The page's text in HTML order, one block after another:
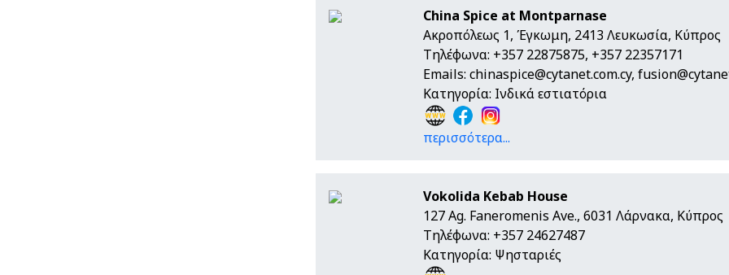
China Spice at Montparnase
Ακροπόλεως 1, Έγκωμη, 2413 Λευκωσία, Κύπρος
Τηλέφωνα: +357 22875875, +357 22357171
Emails: chinaspice@cytanet.com.cy,
Κατηγορία: Ινδικά εστιατόρια
περισσότερα...
Vokolida Kebab House
127 Ag. Faneromenis Ave., 6031 Λάρνακα, Κύπρος
Τηλέφωνα: +357 24627487
Κατηγορία: Ψησταριές